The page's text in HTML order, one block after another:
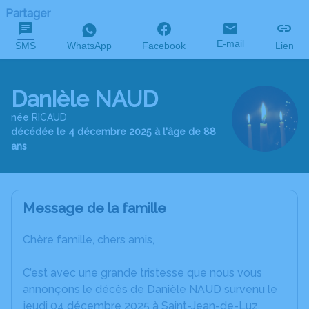
Partager
SMS WhatsApp Facebook E-mail Lien
Danièle NAUD
née RICAUD
décédée le 4 décembre 2025 à l'âge de 88
ans
Message de la famille
Chère famille, chers amis,
C’est avec une grande tristesse que nous vous
annonçons le décès de Danièle NAUD survenu le
jeudi 04 décembre 2025 à Saint-Jean-de-Luz.